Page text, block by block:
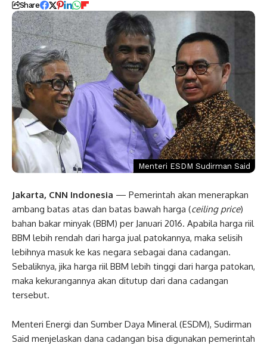
Share
Menteri ESDM Sudirman Said
Jakarta, CNN Indonesia — Pemerintah akan menerapkan
ambang batas atas dan batas bawah harga (ceiling price)
bahan bakar minyak (BBM) per Januari 2016. Apabila harga riil
BBM lebih rendah dari harga jual patokannya, maka selisih
lebihnya masuk ke kas negara sebagai dana cadangan.
Sebaliknya, jika harga riil BBM lebih tinggi dari harga patokan,
maka kekurangannya akan ditutup dari dana cadangan
tersebut.
Menteri Energi dan Sumber Daya Mineral (ESDM), Sudirman
Said menjelaskan dana cadangan bisa digunakan pemerintah